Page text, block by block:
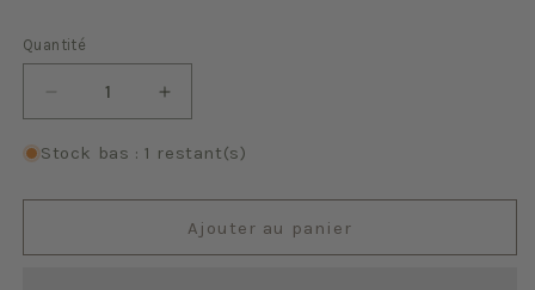
Quantité
Quantité
Réduire
la
quantité
Keramos
Augmenter
la
quantité
Keramos
Stock bas : 1 restant(s)
Ajouter au panier